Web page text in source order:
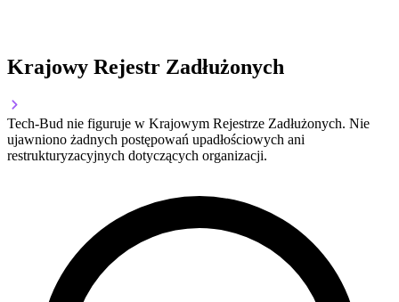
Krajowy Rejestr Zadłużonych
Tech-Bud nie figuruje w Krajowym Rejestrze Zadłużonych. Nie
ujawniono żadnych postępowań upadłościowych ani
restrukturyzacyjnych dotyczących organizacji.